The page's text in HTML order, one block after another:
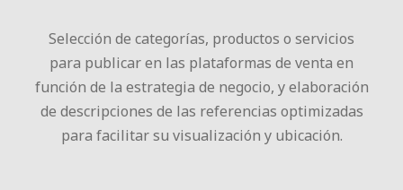
Selección de categorías, productos o servicios
para publicar en las plataformas de venta en
función de la estrategia de negocio, y elaboración
de descripciones de las referencias optimizadas
para facilitar su visualización y ubicación.